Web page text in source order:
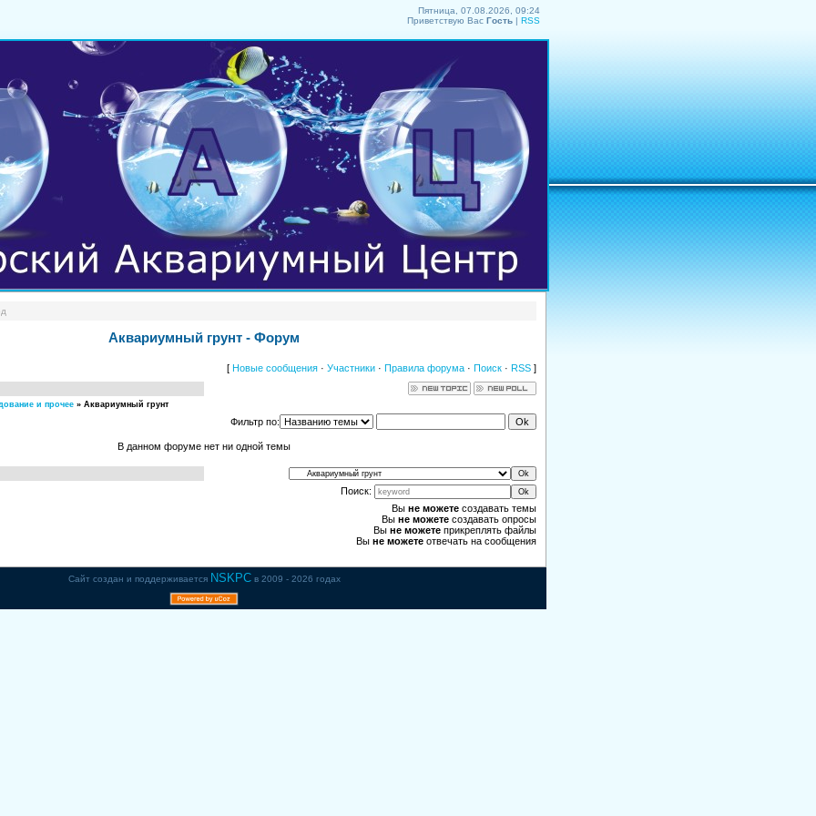
Пятница, 07.08.2026, 09:24
Приветствую Вас Гость |RSS
Аквариумный грунт - Форум
[ Новые сообщения· Участники· Правила форума· Поиск· RSS]
и прочее » Аквариумный грунт
Фильтр по:
В данном форуме нет ни одной темы
Поиск:
Вы не можетесоздавать темы
Вы не можетесоздавать опросы
Вы не можетеприкреплять файлы
Вы не можетеотвечать на сообщения
Сайт создан и поддерживается NSKPCв 2009 - 2026 годах